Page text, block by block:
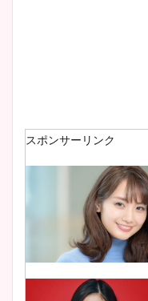
スポンサーリンク